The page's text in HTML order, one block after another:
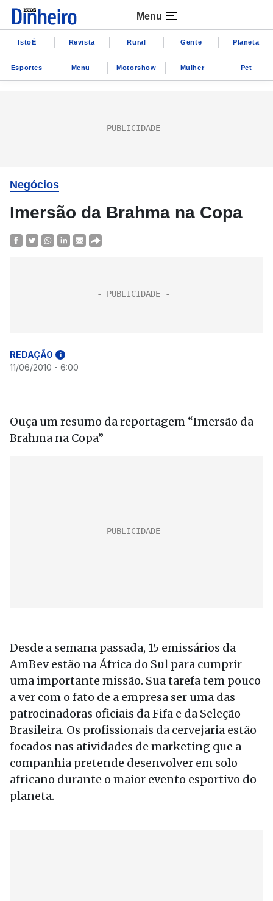
Menu
IstoÉ Revista Rural Gente Planeta
Esportes Menu Motorshow Mulher Pet
Negócios
Imersão da Brahma na Copa
REDAÇÃO i
11/06/2010 - 6:00
Ouça um resumo da reportagem “Imersão da
Brahma na Copa”
Desde a semana passada, 15 emissários da
AmBev estão na África do Sul para cumprir
uma importante missão. Sua tarefa tem pouco
a ver com o fato de a empresa ser uma das
patrocinadoras oficiais da Fifa e da Seleção
Brasileira. Os profissionais da cervejaria estão
focados nas atividades de marketing que a
companhia pretende desenvolver em solo
africano durante o maior evento esportivo do
planeta.